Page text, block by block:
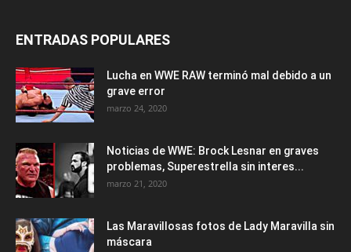
ENTRADAS POPULARES
Lucha en WWE RAW terminó mal debido a un
grave error
marzo 24, 2020
Noticias de WWE: Brock Lesnar en graves
problemas, Superestrella sin interes...
marzo 21, 2020
Las Maravillosas fotos de Lady Maravilla sin
máscara